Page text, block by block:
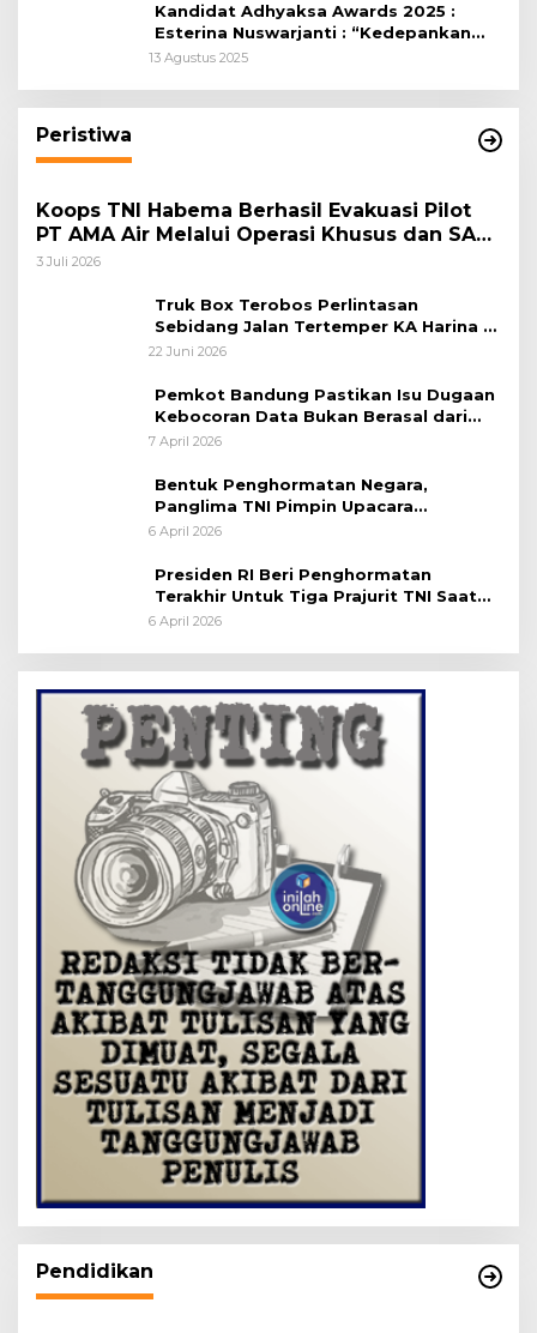
Kandidat Adhyaksa Awards 2025 :
Esterina Nuswarjanti : “Kedepankan
Keadilan Restoratif Wujudkan
13 Agustus 2025
Peristiwa
Koops TNI Habema Berhasil Evakuasi Pilot
PT AMA Air Melalui Operasi Khusus dan SAR
Taktis
3 Juli 2026
Truk Box Terobos Perlintasan
Sebidang Jalan Tertemper KA Harina di
Jalan Stasiun Poncol-Jrakah Semarang
22 Juni 2026
Pemkot Bandung Pastikan Isu Dugaan
Kebocoran Data Bukan Berasal dari
Server Disdukcapil
7 April 2026
Bentuk Penghormatan Negara,
Panglima TNI Pimpin Upacara
Pemakaman Militer
6 April 2026
Presiden RI Beri Penghormatan
Terakhir Untuk Tiga Prajurit TNI Saat
Persemayaman di Bandara Soekarno-
6 April 2026
Pendidikan